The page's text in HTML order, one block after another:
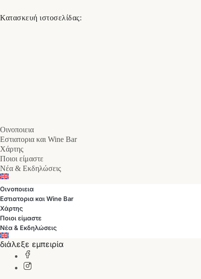
Κατασκευή ιστοσελίδας:
Οινοποιεια
Εστιατορια και Wine Bar
Χάρτης
Ποιοι είμαστε
Νέα & Εκδηλώσεις
Οινοποιεια
Εστιατορια και Wine Bar
Χάρτης
Ποιοι είμαστε
Νέα & Εκδηλώσεις
διάλεξε εμπειρία